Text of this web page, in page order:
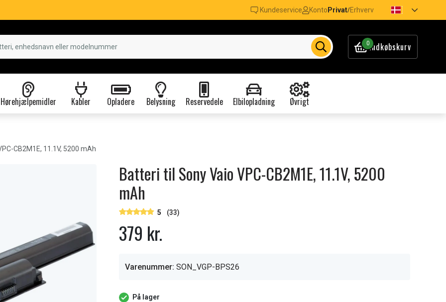
Kundeservice Konto Privat/Erhverv
0Indkøbskurv
Hørehjælpemidler Kabler Opladere Belysning Reservedele Elbilopladning Øvrigt
CB2M1E, 11.1V, 5200 mAh
Batteri til Sony Vaio VPC-CB2M1E, 11.1V, 5200
mAh
5 (33)
379 kr.
Varenummer: SON_VGP-BPS26
På lager